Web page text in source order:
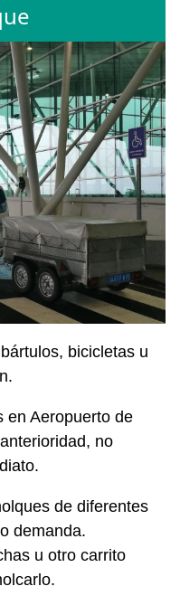
bicicletas u
en Aeropuerto de
no
de diferentes
demanda.
u otro carrito